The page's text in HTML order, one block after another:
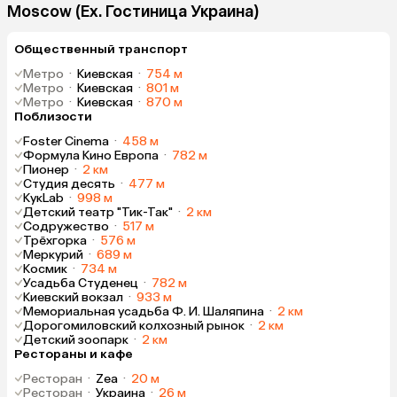
Moscow (Ex. Гостиница Украина)
Общественный транспорт
Метро · Киевская · 754 м
Метро · Киевская · 801 м
Метро · Киевская · 870 м
Поблизости
Foster Cinema · 458 м
Формула Кино Европа · 782 м
Пионер · 2 км
Студия десять · 477 м
КукLab · 998 м
Детский театр "Тик-Так" · 2 км
Содружество · 517 м
Трёхгорка · 576 м
Меркурий · 689 м
Космик · 734 м
Усадьба Студенец · 782 м
Киевский вокзал · 933 м
Мемориальная усадьба Ф. И. Шаляпина · 2 км
Дорогомиловский колхозный рынок · 2 км
Детский зоопарк · 2 км
Рестораны и кафе
Ресторан · Zea · 20 м
Ресторан · Украина · 26 м